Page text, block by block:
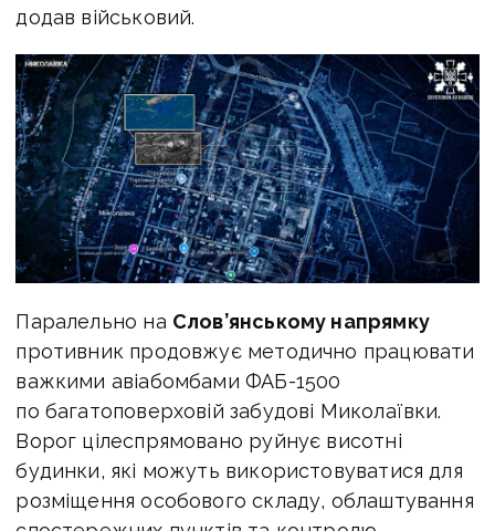
додав військовий.
Паралельно на Слов’янському напрямку
противник продовжує методично працювати
важкими авіабомбами ФАБ-1500
по багатоповерховій забудові Миколаївки.
Ворог цілеспрямовано руйнує висотні
будинки, які можуть використовуватися для
розміщення особового складу, облаштування